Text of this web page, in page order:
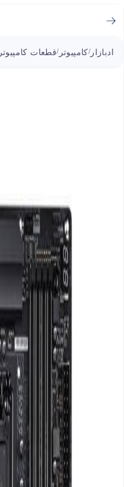
ادبازار /کامپیوتر /قطعات کامپیوتر